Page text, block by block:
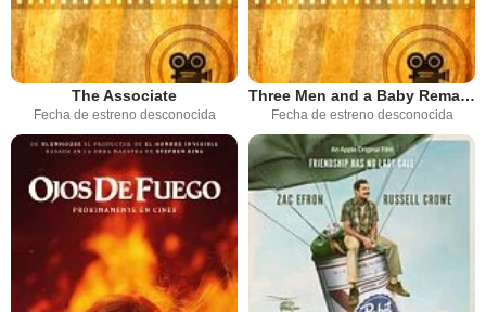
The Associate
Fecha de estreno desconocida
Three Men and a Baby Remake
Fecha de estreno desconocida